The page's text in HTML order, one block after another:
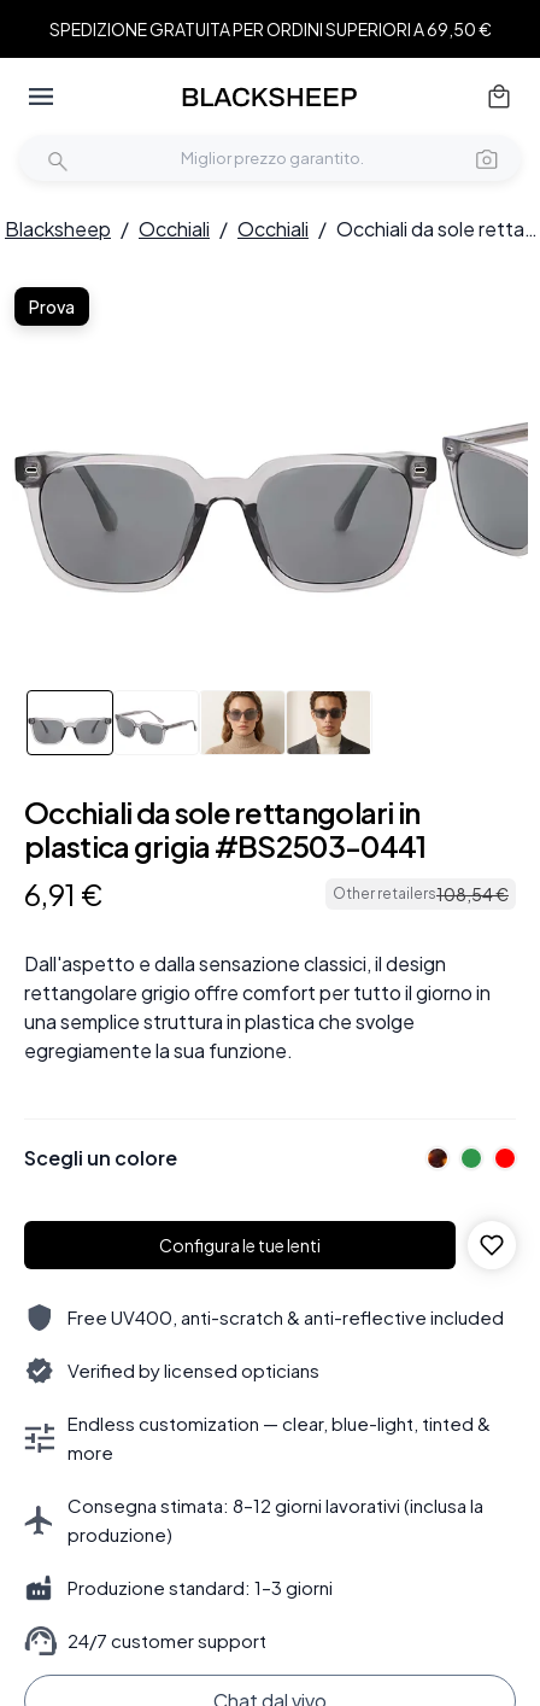
SPEDIZIONE GRATUITA PER ORDINI SUPERIORI A 69,50 €
Blacksheep / Occhiali / Occhiali / Occhiali da sole rettangolari in plastica grigia #BS2503-0441
Prova
Occhiali da sole rettangolari in
plastica grigia #BS2503-0441
6,91 € Other retailers108,54€
Dall'aspetto e dalla sensazione classici, il design
rettangolare grigio offre comfort per tutto il giorno in
una semplice struttura in plastica che svolge
egregiamente la sua funzione.
Scegli un colore
Configura le tue lenti
Free UV400, anti-scratch & anti-reflective included
Verified by licensed opticians
Endless customization — clear, blue-light, tinted &
more
Consegna stimata: 8–12 giorni lavorativi (inclusa la
produzione)
Produzione standard: 1–3 giorni
24/7 customer support
Chat dal vivo